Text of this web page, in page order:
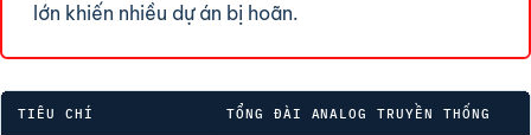
lớn khiến nhiều dự án bị hoãn.
TIÊU CHÍ TỔNG ĐÀI ANALOG TRUYỀN THỐNG